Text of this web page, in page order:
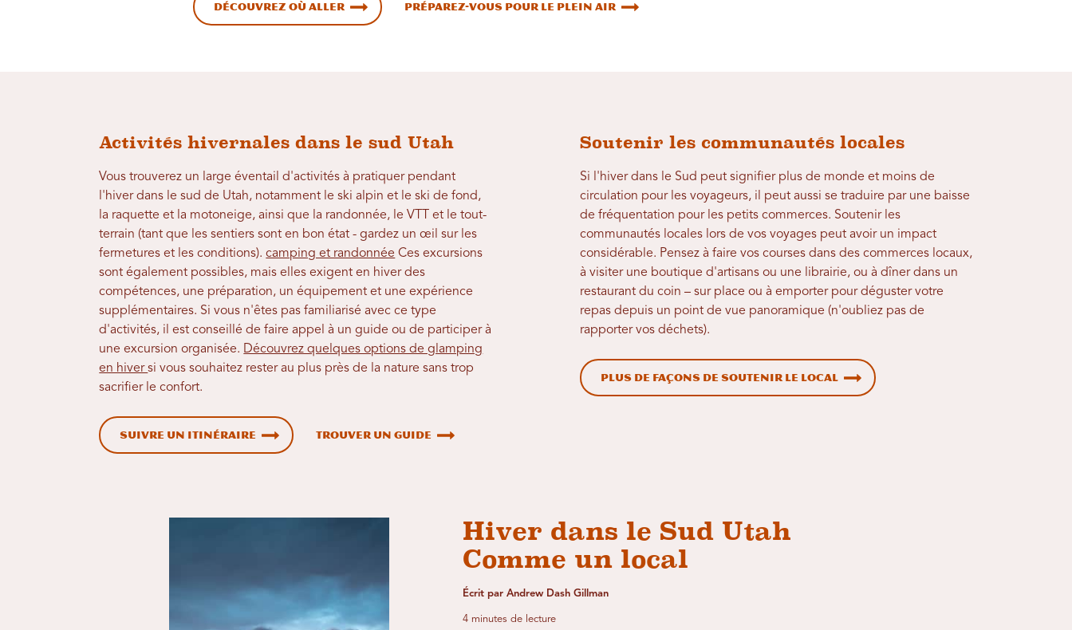
Découvrez où aller Préparez-vous pour le plein air
Activités hivernales dans le sud Utah
Vous trouverez un large éventail d'activités à pratiquer pendant
l'hiver dans le sud de Utah, notamment le ski alpin et le ski de fond,
la raquette et la motoneige, ainsi que la randonnée, le VTT et le tout-
terrain (tant que les sentiers sont en bon état - gardez un œil sur les
fermetures et les conditions).camping et randonnée Ces excursions
sont également possibles, mais elles exigent en hiver des
compétences, une préparation, un équipement et une expérience
supplémentaires. Si vous n'êtes pas familiarisé avec ce type
d'activités, il est conseillé de faire appel à un guide ou de participer à
une excursion organisée. Découvrez quelques options de glamping
en hiversi vous souhaitez rester au plus près de la nature sans trop
sacrifier le confort.
Suivre un itinéraire Trouver un guide
Soutenir les communautés locales
Si l'hiver dans le Sud peut signifier plus de monde et moins de
circulation pour les voyageurs, il peut aussi se traduire par une baisse
de fréquentation pour les petits commerces. Soutenir les
communautés locales lors de vos voyages peut avoir un impact
considérable. Pensez à faire vos courses dans des commerces locaux,
à visiter une boutique d'artisans ou une librairie, ou à dîner dans un
restaurant du coin – sur place ou à emporter pour déguster votre
repas depuis un point de vue panoramique (n'oubliez pas de
rapporter vos déchets).
Plus de façons de soutenir le local
Hiver dans le Sud Utah
Comme un local
Écrit par Andrew Dash Gillman
4 minutes de lecture